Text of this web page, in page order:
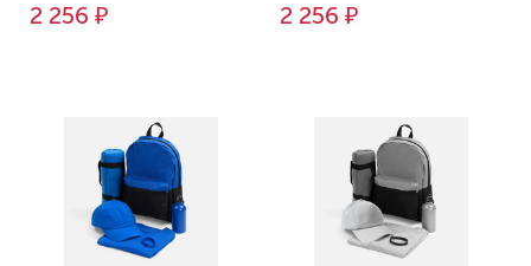
2 256 ₽ 2 256 ₽